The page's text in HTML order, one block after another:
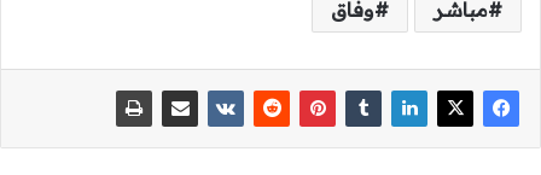
مباشر وفاق